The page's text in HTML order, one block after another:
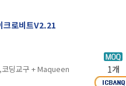
크로비트V2.21
코딩교구 + Maqueen
1개